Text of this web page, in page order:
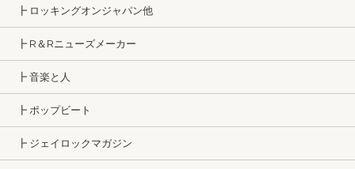
┣ ロッキングオンジャパン他
┣ R＆Rニューズメーカー
┣ 音楽と人
┣ ポップビート
┣ ジェイロックマガジン